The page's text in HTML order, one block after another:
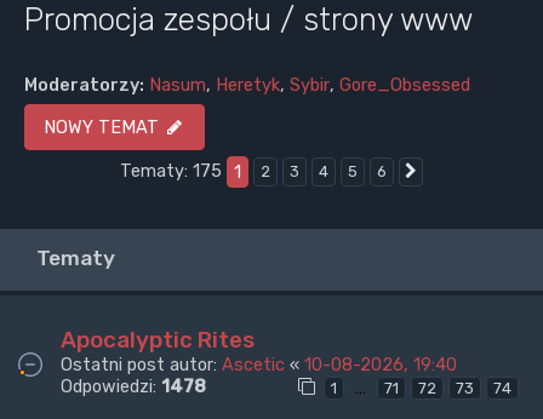
Promocja zespołu / strony www
Moderatorzy: Nasum, Heretyk, Sybir, Gore_Obsessed
NOWY TEMAT
Tematy: 175
1 2 3 4 5 6
Tematy
Apocalyptic Rites
Ostatni post autor: Ascetic « 10-08-2026, 19:40
Odpowiedzi: 1478 1 … 71 72 73 74